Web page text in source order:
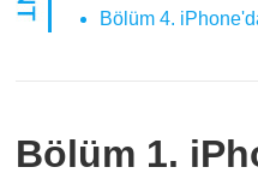
Bölüm 4.
Bölüm 1.